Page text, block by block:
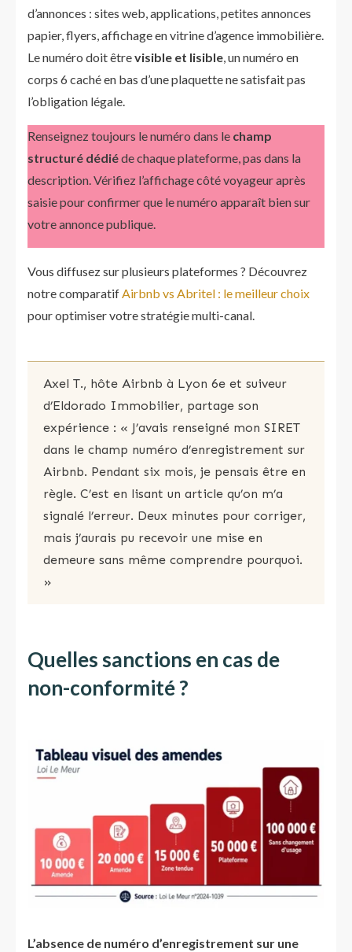
d’annonces : sites web, applications, petites annonces
papier, flyers, affichage en vitrine d’agence immobilière.
Le numéro doit êtrevisible et lisible, un numéro en
corps 6 caché en bas d’une plaquette ne satisfait pas
l’obligation légale.
Renseignez toujours le numéro dans le champ
structuré dédiéde chaque plateforme, pas dans la
description. Vérifiez l’affichage côté voyageur après
saisie pour confirmer que le numéro apparaît bien sur
votre annonce publique.
Vous diffusez sur plusieurs plateformes ? Découvrez
notre comparatifAirbnb vs Abritel : le meilleur choix
pour optimiser votre stratégie multi-canal.
Axel T., hôte Airbnb à Lyon 6e et suiveur
d’Eldorado Immobilier, partage son
expérience : « J’avais renseigné mon SIRET
dans le champ numéro d’enregistrement sur
Airbnb. Pendant six mois, je pensais être en
règle. C’est en lisant un article qu’on m’a
signalé l’erreur. Deux minutes pour corriger,
mais j’aurais pu recevoir une mise en
demeure sans même comprendre pourquoi.
»
Quelles sanctions en cas de
non-conformité ?
L’absence de numéro d’enregistrement sur une